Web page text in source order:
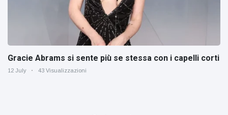
Gracie Abrams si sente più se stessa con i capelli corti
12 July 43 Visualizzazioni